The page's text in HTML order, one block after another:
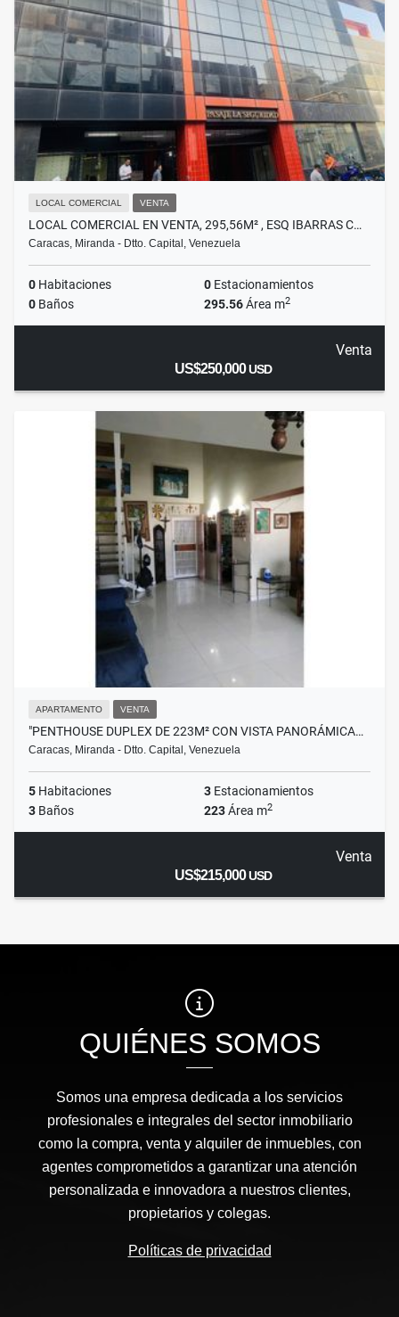
LOCAL COMERCIAL VENTA
LOCAL COMERCIAL EN VENTA, 295,56M² , ESQ IBARRAS C…
Caracas, Miranda - Dtto. Capital, Venezuela
0 Habitaciones 0 Estacionamientos
0 Baños 295.56Área m2
Venta
US$250,000USD
APARTAMENTO VENTA
"PENTHOUSE DUPLEX DE 223M² CON VISTA PANORÁMICA…
Caracas, Miranda - Dtto. Capital, Venezuela
5 Habitaciones 3 Estacionamientos
3 Baños 223Área m2
Venta
US$215,000USD
QUIÉNES SOMOS
Somos una empresa dedicada a los servicios
profesionales e integrales del sector inmobiliario
como la compra, venta y alquiler de inmuebles, con
agentes comprometidos a garantizar una atención
personalizada e innovadora a nuestros clientes,
propietarios y colegas.
Políticas de privacidad